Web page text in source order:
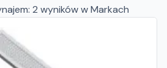
2 wynikóww Markach